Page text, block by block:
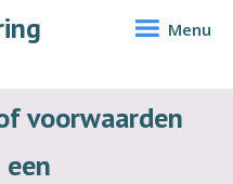
Menu
voorwaarden